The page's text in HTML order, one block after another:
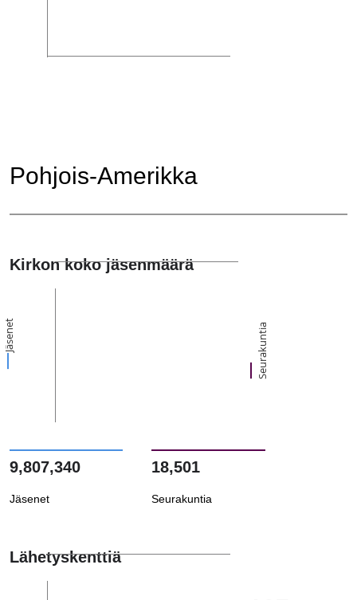
Pohjois-Amerikka
Kirkon koko jäsenmäärä
Jäsenet Seurakuntia
9,807,340
Jäsenet
18,501
Seurakuntia
Lähetyskenttiä